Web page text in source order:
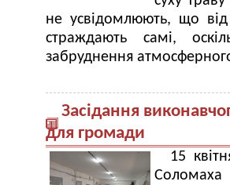
не усвідомлюють, що від
страждають самі,
забруднення
Засідання
для громади
15